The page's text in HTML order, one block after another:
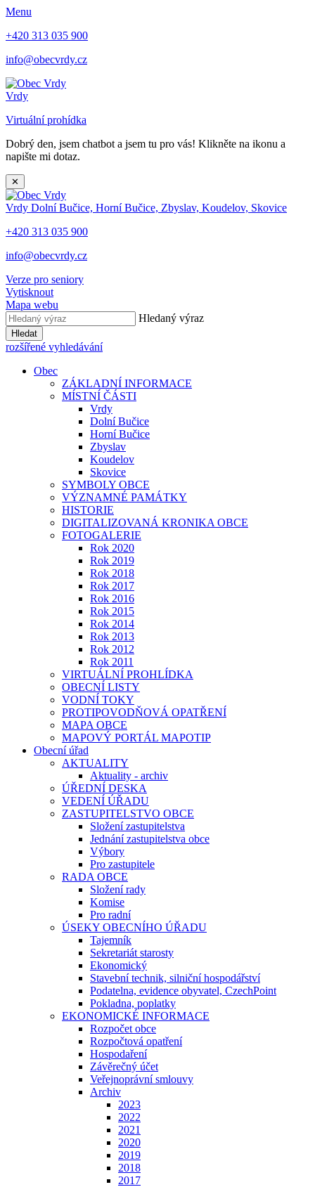
Menu
+420 313 035 900
info@obecvrdy.cz
Vrdy
Virtuální prohídka
Dobrý den, jsem chatbot a jsem tu pro vás! Klikněte na ikonu a
napište mi dotaz.
✕
Vrdy Dolní Bučice, Horní Bučice, Zbyslav, Koudelov, Skovice
+420 313 035 900
info@obecvrdy.cz
Verze pro seniory
Vytisknout
Mapa webu
Hledaný výraz
Hledat
rozšířené vyhledávání
Obec
ZÁKLADNÍ INFORMACE
MÍSTNÍ ČÁSTI
Vrdy
Dolní Bučice
Horní Bučice
Zbyslav
Koudelov
Skovice
SYMBOLY OBCE
VÝZNAMNÉ PAMÁTKY
HISTORIE
DIGITALIZOVANÁ KRONIKA OBCE
FOTOGALERIE
Rok 2020
Rok 2019
Rok 2018
Rok 2017
Rok 2016
Rok 2015
Rok 2014
Rok 2013
Rok 2012
Rok 2011
VIRTUÁLNÍ PROHLÍDKA
OBECNÍ LISTY
VODNÍ TOKY
PROTIPOVODŇOVÁ OPATŘENÍ
MAPA OBCE
MAPOVÝ PORTÁL MAPOTIP
Obecní úřad
AKTUALITY
Aktuality - archiv
ÚŘEDNÍ DESKA
VEDENÍ ÚŘADU
ZASTUPITELSTVO OBCE
Složení zastupitelstva
Jednání zastupitelstva obce
Výbory
Pro zastupitele
RADA OBCE
Složení rady
Komise
Pro radní
ÚSEKY OBECNÍHO ÚŘADU
Tajemník
Sekretariát starosty
Ekonomický
Stavební technik, silniční hospodářství
Podatelna, evidence obyvatel, CzechPoint
Pokladna, poplatky
EKONOMICKÉ INFORMACE
Rozpočet obce
Rozpočtová opatření
Hospodaření
Závěrečný účet
Veřejnoprávní smlouvy
Archiv
2023
2022
2021
2020
2019
2018
2017